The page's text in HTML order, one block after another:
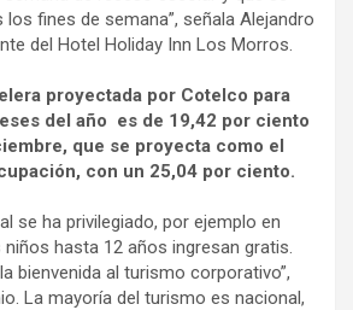
fines de semana”, señala Alejandro
del Hotel Holiday Inn Los Morros.
proyectada por Cotelco para
del año es de 19,42 por ciento
que se proyecta como el
con un 25,04 por ciento.
se ha privilegiado, por ejemplo en
hasta 12 años ingresan gratis.
bienvenida al turismo corporativo”,
La mayoría del turismo es nacional,